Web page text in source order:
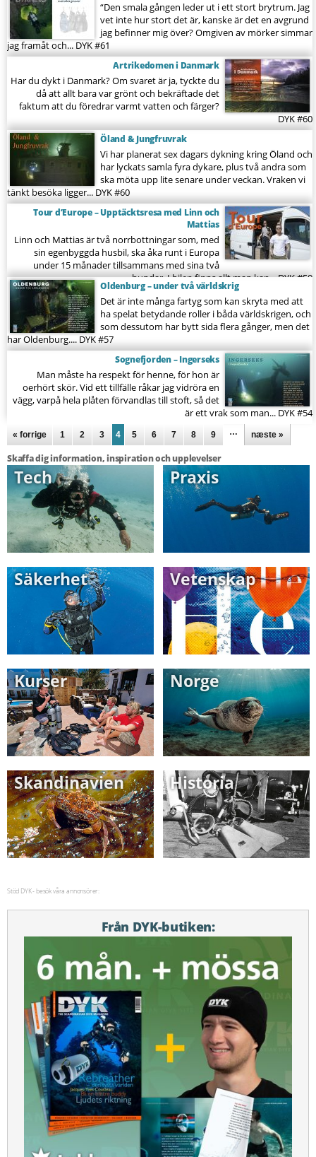
“Den smala gången leder ut i ett stort brytrum. Jag
vet inte hur stort det är, kanske är det en avgrund
jag befinner mig över? Omgiven av mörker simmar
jag framåt och... DYK #61
Artrikedomen i Danmark
Har du dykt i Danmark? Om svaret är ja, tyckte du
då att allt bara var grönt och bekräftade det
faktum att du föredrar varmt vatten och färger?
DYK #60
Öland & Jungfruvrak
Vi har planerat sex dagars dykning kring Öland och
har lyckats samla fyra dykare, plus två andra som
ska möta upp lite senare under veckan. Vraken vi
tänkt besöka ligger... DYK #60
Tour d’Europe – Upptäcktsresa med Linn och
Mattias
Linn och Mattias är två norrbottningar som, med
sin egenbyggda husbil, ska åka runt i Europa
under 15 månader tillsammans med sina två
hundar. I bilen finns allt man kan...DYK #59
Oldenburg – under två världskrig
Det är inte många fartyg som kan skryta med att
ha spelat betydande roller i båda världskrigen, och
som dessutom har bytt sida flera gånger, men det
har Oldenburg.... DYK #57
Sognefjorden – Ingerseks
Man måste ha respekt för henne, för hon är
oerhört skör. Vid ett tillfälle råkar jag vidröra en
vägg, varpå hela plåten förvandlas till stoft, så det
är ett vrak som man... DYK #54
Sidor
« forrige 1 2 3 4 5 6 7 8 9 … næste »
Skaffa dig information, inspiration och upplevelser
Tech Praxis
Säkerhet Vetenskap
Kurser Norge
Skandinavien Historia
Stöd DYK - besök våra annonsörer:
Från DYK-butiken: